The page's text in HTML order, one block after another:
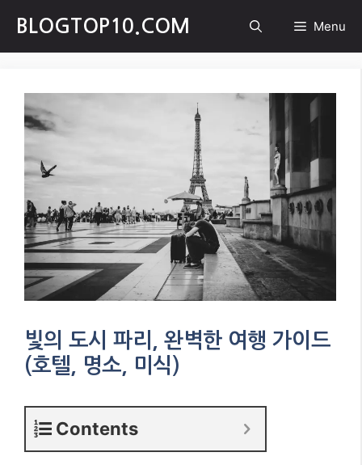
content
BLOGTOP10.COM Menu
빛의 도시 파리, 완벽한 여행 가이드
(호텔, 명소, 미식)
Contents